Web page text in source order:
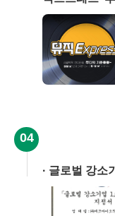
04
글로벌 강소